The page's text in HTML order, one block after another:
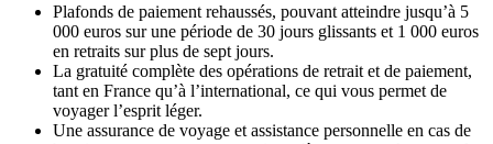
Plafonds de paiement rehaussés, pouvant atteindre jusqu’à 5
000 euros sur une période de 30 jours glissants et 1 000 euros
en retraits sur plus de sept jours.
La gratuité complète des opérations de retrait et de paiement,
tant en France qu’à l’international, ce qui vous permet de
voyager l’esprit léger.
Une assurance de voyage et assistance personnelle en cas de